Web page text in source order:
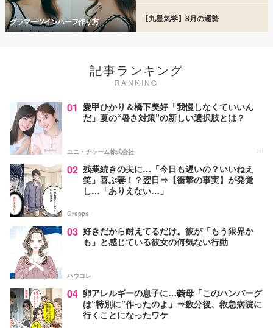
グラマーツインハーフ作り方 【九星気学】8月の運勢
記事ランキング
RANKING
01 愛甲ひかり＆橋下美好「我慢しなくていいん
だ」夏の“暑さ対策”の新しい選択肢とは？
ユニ・チャーム株式会社 PR
02 残業続きの夫に…「今日も遅いの？いいねえ
笑」喜ぶ妻！？翌日⇒【衝撃の事実】が発覚
し…「ありえない…」
Grapps
03 好きだから耐えてるだけ。彼が「もう限界か
も」と感じている彼女の何気ない行動
ハウコレ
04 卵アレルギーの息子に…義母「このハンバーグ
は“特別に”作ったのよ」⇒数分後、救急病院に
行くことになったワケ